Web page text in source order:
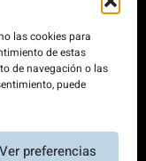
las cookies para
de estas
de navegación o las
puede
Ver preferencias